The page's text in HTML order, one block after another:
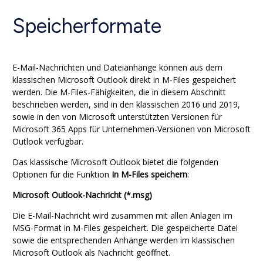
Speicherformate
E-Mail-Nachrichten und Dateianhänge können aus dem
klassischen Microsoft Outlook direkt in M-Files gespeichert
werden. Die M-Files-Fähigkeiten, die in diesem Abschnitt
beschrieben werden, sind in den klassischen 2016 und 2019,
sowie in den von Microsoft unterstützten Versionen für
Microsoft 365 Apps für Unternehmen-Versionen von Microsoft
Outlook verfügbar.
Das klassische Microsoft Outlook bietet die folgenden
Optionen für die Funktion In M-Files speichern:
Microsoft Outlook-Nachricht (*.msg)
Die E-Mail-Nachricht wird zusammen mit allen Anlagen im
MSG-Format in M-Files gespeichert. Die gespeicherte Datei
sowie die entsprechenden Anhänge werden im klassischen
Microsoft Outlook als Nachricht geöffnet.